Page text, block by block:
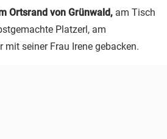
Ortsrand von Grünwald, am Tisch
Platzerl, am
mit seiner Frau Irene gebacken.